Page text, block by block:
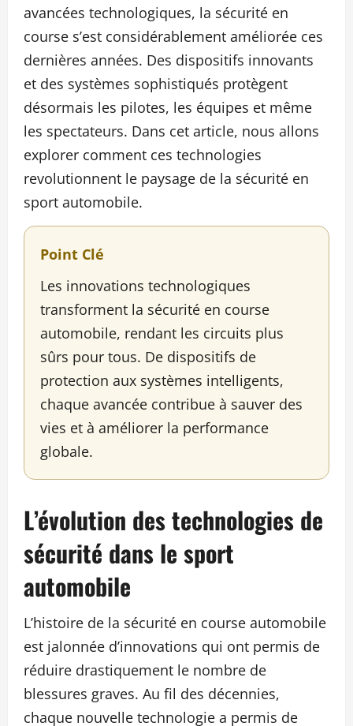
avancées technologiques, la sécurité en
course s’est considérablement améliorée ces
dernières années. Des dispositifs innovants
et des systèmes sophistiqués protègent
désormais les pilotes, les équipes et même
les spectateurs. Dans cet article, nous allons
explorer comment ces technologies
revolutionnent le paysage de la sécurité en
sport automobile.
Point Clé
Les innovations technologiques
transforment la sécurité en course
automobile, rendant les circuits plus
sûrs pour tous. De dispositifs de
protection aux systèmes intelligents,
chaque avancée contribue à sauver des
vies et à améliorer la performance
globale.
L’évolution des technologies de
sécurité dans le sport
automobile
L’histoire de la sécurité en course automobile
est jalonnée d’innovations qui ont permis de
réduire drastiquement le nombre de
blessures graves. Au fil des décennies,
chaque nouvelle technologie a permis de